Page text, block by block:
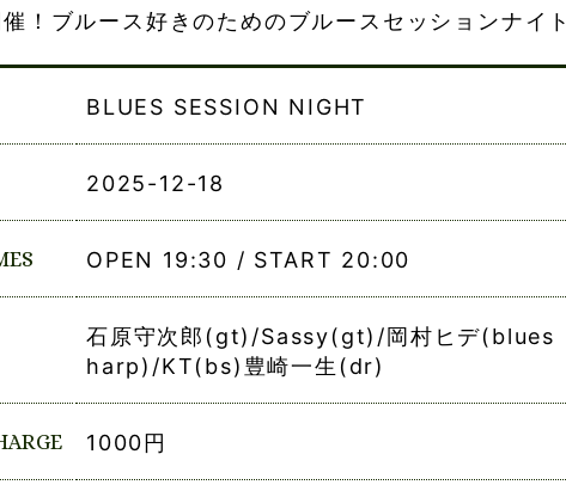
！ブルース好きのためのブルースセッションナイト
BLUES SESSION NIGHT
2025-12-18
OPEN 19:30 / START 20:00
石原守次郎(gt)/Sassy(gt)/岡村ヒデ(blues
harp)/KT(bs)豊崎一生(dr)
1000円